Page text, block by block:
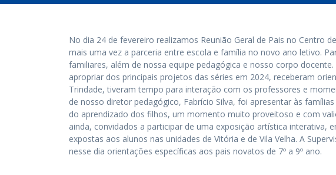
No dia 24 de fevereiro realizamos Reunião Geral de Pais no Centro
mais uma vez a parceria entre escola e família no novo ano letivo.
familiares, além de nossa equipe pedagógica e nosso corpo
apropriar dos principais projetos das séries em 2024, receberam
Trindade, tiveram tempo para interação com os professores e
de nosso diretor pedagógico, Fabrício Silva, foi apresentar às
do aprendizado dos filhos, um momento muito proveitoso e com
ainda, convidados a participar de uma exposição artística interativa,
expostas aos alunos nas unidades de Vitória e de Vila Velha. A
nesse dia orientações específicas aos pais novatos de 7º a 9º ano.